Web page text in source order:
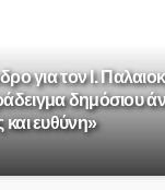
για τον Ι.
δημόσιου
ευθύνη»